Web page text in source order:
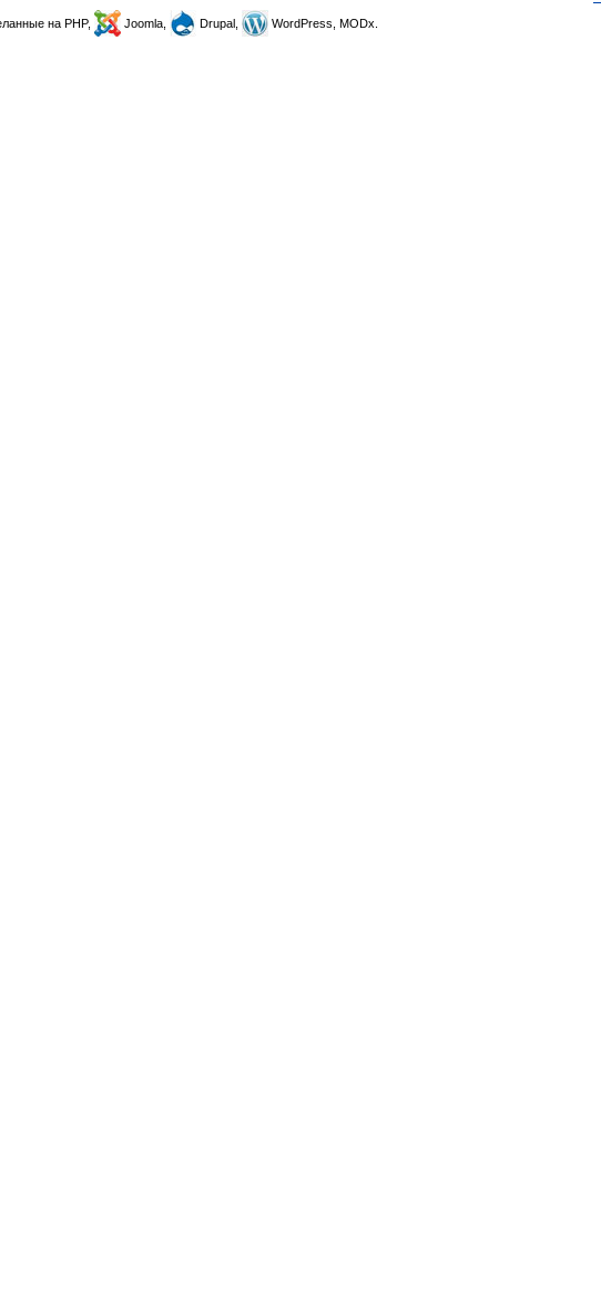
на PHP, Joomla, Drupal, WordPress, MODx.